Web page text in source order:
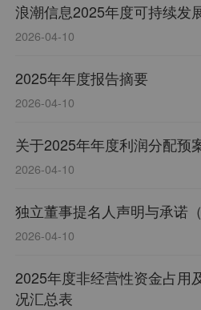
浪潮信息2025年度可持续发
2026-04-10
2025年年度报告摘要
2026-04-10
关于2025年年度利润分配预
2026-04-10
独立董事提名人声明与承诺（
2026-04-10
2025年度非经营性资金占用
况汇总表